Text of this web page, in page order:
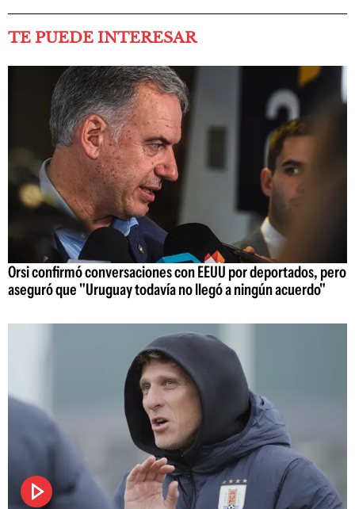
TE PUEDE INTERESAR
Orsi confirmó conversaciones con EEUU por deportados, pero
aseguró que "Uruguay todavía no llegó a ningún acuerdo"